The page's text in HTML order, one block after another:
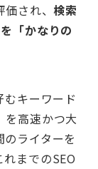
価され、検索
「かなりの
キーワード
を高速かつ大
ライターを
までのSEO